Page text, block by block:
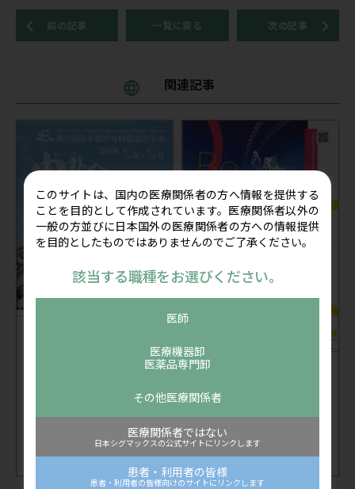
前の記事 一覧に戻る 次の記事
関連記事
2026年8月8日(土)～9日(日)
第37回日本整形外科超音波
学会出展
2026年7月19日(日)～20日
(月・祝) 第39回日本臨床整
形外科学会学術集会に出展
します
終了 兵庫県
このサイトは、国内の医療関係者の方へ情報を提供する
ことを目的として作成されています。医療関係者以外の
一般の方並びに日本国外の医療関係者の方への情報提供
を目的としたものではありませんのでご了承ください。
該当する職種をお選びください。
医師
医療機器卸
医薬品専門卸
その他医療関係者
医療関係者ではない
日本シグマックスの公式サイトにリンクします
患者・利用者の皆様
患者・利用者の皆様向けのサイトにリンクします